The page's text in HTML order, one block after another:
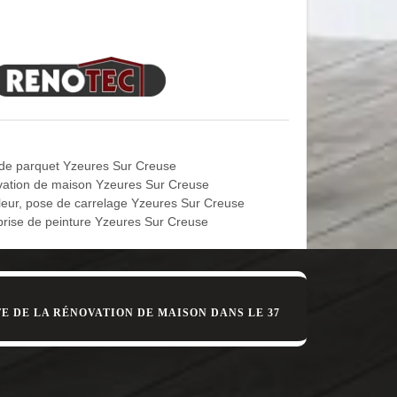
façade à peindre, du type de revêtement de
projet entre nos mains et jouissez de la
MD Rénovation peut se tenir à votre entière
des services de prestige. De par notre savoir-
sur mesure, vous allez découvrir le tarif de
de l’intervention, la méthode à adopter, etc. Ce
ce devis. Demandez donc le vôtre, c’est
nécessaire de confier la tâche à un
parquet Yzeures Sur Creuse
de maison Yzeures Sur Creuse
pose de carrelage Yzeures Sur Creuse
de peinture Yzeures Sur Creuse
DE LA RÉNOVATION DE MAISON DANS LE 37